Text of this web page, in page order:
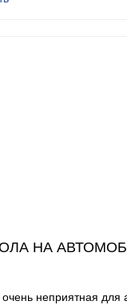
НА
неприятная для